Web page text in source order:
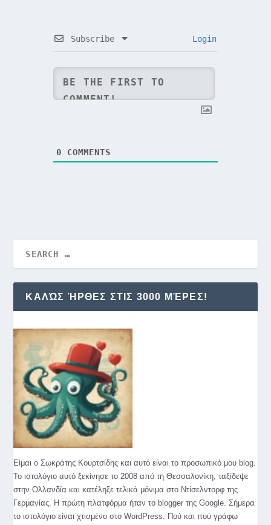
Subscribe Login
0 COMMENTS
ΚΑΛΏΣ ΉΡΘΕΣ ΣΤΙΣ 3000 ΜΈΡΕΣ!
Είμαι ο Σωκράτης Κουρτσίδης και αυτό είναι το προσωπικό μου blog.
Το ιστολόγιο αυτό ξεκίνησε το 2008 από τη Θεσσαλονίκη, ταξίδεψε
στην Ολλανδία και κατέληξε τελικά μόνιμα στο Ντίσελντορφ της
Γερμανίας. Η πρώτη πλατφόρμα ήταν το blogger της Google. Σήμερα
το ιστολόγιο είναι χτισμένο στο WordPress. Πού και πού γράφω